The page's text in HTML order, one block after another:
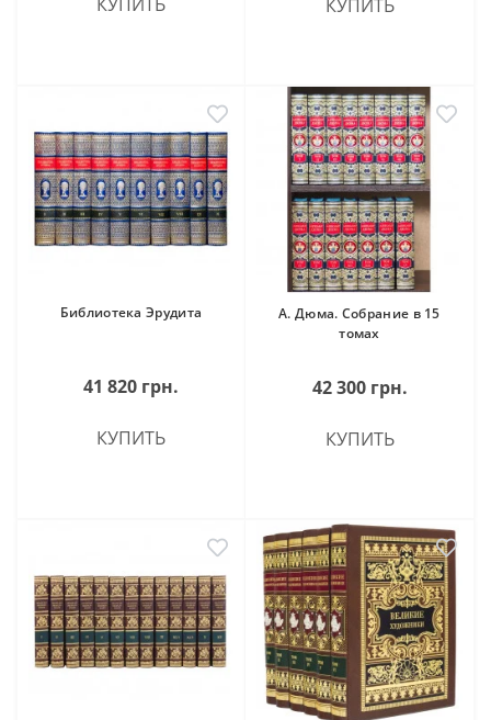
КУПИТЬ
Библиотека Эрудита
41 820 грн.
КУПИТЬ
А. Дюма. Собрание в 15
томах
42 300 грн.
КУПИТЬ